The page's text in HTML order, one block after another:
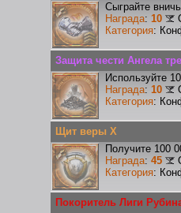
Сыграйте
Награда: 10
Категория:
Защита чести Ангела
Используйте
Награда: 10
Категория:
Щит веры X
Получите 100
Награда: 45
Категория:
Покоритель Лиги